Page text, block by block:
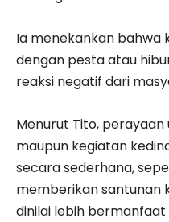
Ia menekankan bahwa
dengan pesta atau
reaksi negatif dari
Menurut Tito,
maupun kegiatan
secara sederhana,
memberikan santunan
dinilai lebih